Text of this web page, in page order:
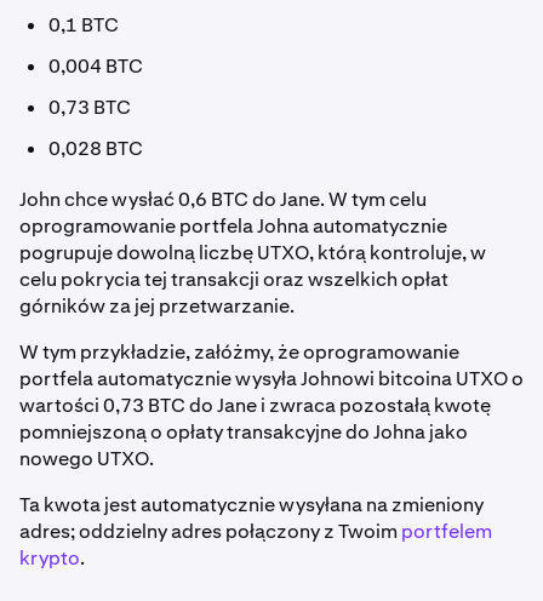
0,1 BTC
0,004 BTC
0,73 BTC
0,028 BTC
John chce wysłać 0,6 BTC do Jane. W tym celu
oprogramowanie portfela Johna automatycznie
pogrupuje dowolną liczbę UTXO, którą kontroluje, w
celu pokrycia tej transakcji oraz wszelkich opłat
górników za jej przetwarzanie.
W tym przykładzie, załóżmy, że oprogramowanie
portfela automatycznie wysyła Johnowi bitcoina UTXO o
wartości 0,73 BTC do Jane i zwraca pozostałą kwotę
pomniejszoną o opłaty transakcyjne do Johna jako
nowego UTXO.
Ta kwota jest automatycznie wysyłana na zmieniony
adres; oddzielny adres połączony z Twoim portfelem
krypto.